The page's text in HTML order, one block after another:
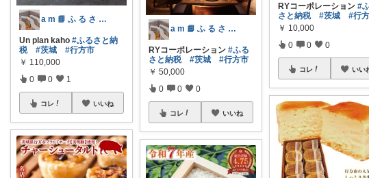
a m 📘 ふ る さ と 納 税 本
Un plan kaho #ふるさと納
税
#茨城
#行方市
￥ 110,000
0 0 1
コレ いいね
a m 📘 ふ る さ と 納 税 本
RYコーポレーション#ふる
さと納税
#茨城
#行方市
￥ 50,000
0 0 0
コレ いいね
RYコーポレーション#
さと納税
#茨城
#行
￥ 10,000
0 0 0
コレ いい